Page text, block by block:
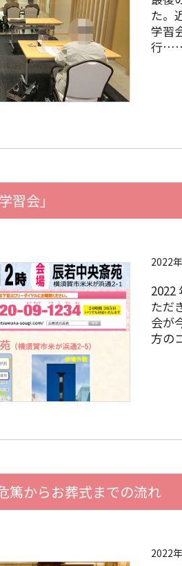
た。
学習
行
習会」
2022
2022
ただ
会が
方の
篤からお葬式までの流れ
2022